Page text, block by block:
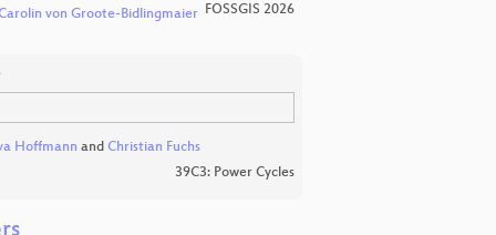
von Groote-Bidlingmaier FOSSGIS 2026
Hoffmann and Christian Fuchs
39C3: Power Cycles